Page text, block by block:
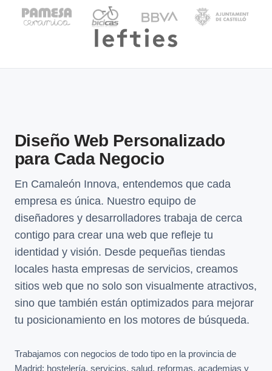
Diseño Web Personalizado
para Cada Negocio
En Camaleón Innova, entendemos que cada
empresa es única. Nuestro equipo de
diseñadores y desarrolladores trabaja de cerca
contigo para crear una web que refleje tu
identidad y visión. Desde pequeñas tiendas
locales hasta empresas de servicios, creamos
sitios web que no solo son visualmente atractivos,
sino que también están optimizados para mejorar
tu posicionamiento en los motores de búsqueda.
Trabajamos con negocios de todo tipo en la provincia de
Madrid: hostelería, servicios, salud, reformas, academias y